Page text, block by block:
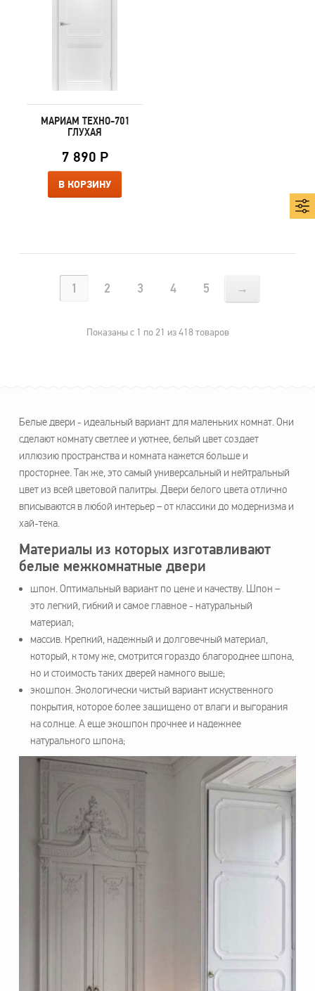
МАРИАМ ТЕХНО-701
ГЛУХАЯ
7 890 Р
В КОРЗИНУ
Показаны с 1 по 21 из 418 товаров
1 2 3 4 5 →
Белые двери - идеальный вариант для маленьких комнат. Они
сделают комнату светлее и уютнее, белый цвет создает
иллюзию пространства и комната кажется больше и
просторнее. Так же, это самый универсальный и нейтральный
цвет из всей цветовой палитры. Двери белого цвета отлично
вписываются в любой интерьер – от классики до модернизма и
хай-тека.
Материалы из которых изготавливают
белые межкомнатные двери
шпон. Оптимальный вариант по цене и качеству. Шпон –
это легкий, гибкий и самое главное - натуральный
материал;
массив. Крепкий, надежный и долговечный материал,
который, к тому же, смотрится гораздо благороднее шпона,
но и стоимость таких дверей намного выше;
экошпон. Экологически чистый вариант искуственного
покрытия, которое более защищено от влаги и выгорания
на солнце. А еще экошпон прочнее и надежнее
натурального шпона;